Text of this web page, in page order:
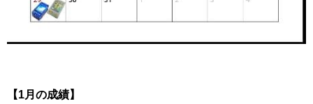
【1月の成績】